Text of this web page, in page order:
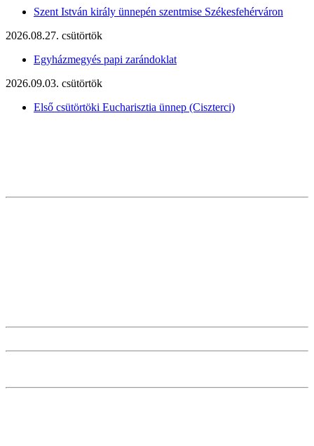
Szent István király ünnepén szentmise Székesfehérváron
2026.08.27. csütörtök
Egyházmegyés papi zarándoklat
2026.09.03. csütörtök
Első csütörtöki Eucharisztia ünnep (Ciszterci)